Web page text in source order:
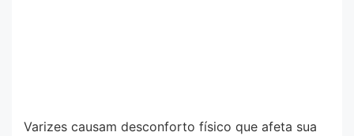
Varizes causam desconforto físico que afeta sua